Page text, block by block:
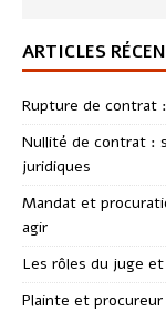
ARTICLES
Rupture de contrat
Nullité de contrat :
juridiques
Mandat et
agir
Les rôles du juge
Plainte et